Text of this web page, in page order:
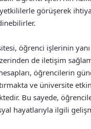
görüşerek
öğrenci işlerinin yanı
de iletişim
öğrencilerin
ve üniversite
Bu sayede,
hayatlarıyla ilgili